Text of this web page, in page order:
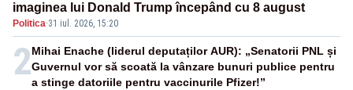
imaginea lui Donald Trump începând cu 8 august
Politica·31 iul. 2026, 15:20
2Mihai Enache (liderul deputaților AUR): „Senatorii PNL și
Guvernul vor să scoată la vânzare bunuri publice pentru
a stinge datoriile pentru vaccinurile Pfizer!”